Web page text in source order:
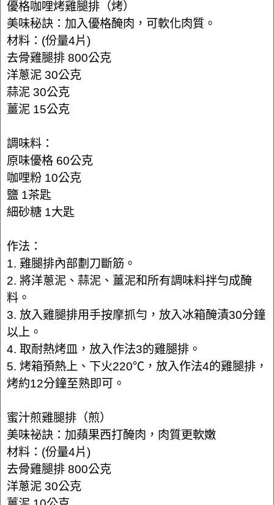
優格咖哩烤雞腿排（烤）
美味秘訣：加入優格醃肉，可軟化肉質。
材料：(份量4片)
去骨雞腿排 800公克
洋蔥泥 30公克
蒜泥 30公克
薑泥 15公克
調味料：
原味優格 60公克
咖哩粉 10公克
鹽 1茶匙
細砂糖 1大匙
作法：
1. 雞腿排內部劃刀斷筋。
2. 將洋蔥泥、蒜泥、薑泥和所有調味料拌勻成醃
料。
3. 放入雞腿排用手按摩抓勻，放入冰箱醃漬30分鐘
以上。
4. 取耐熱烤皿，放入作法3的雞腿排。
5. 烤箱預熱上、下火220℃，放入作法4的雞腿排，
烤約12分鐘至熟即可。
蜜汁煎雞腿排（煎）
美味祕訣：加蘋果西打醃肉，肉質更軟嫩
材料：(份量4片)
去骨雞腿排 800公克
洋蔥泥 30公克